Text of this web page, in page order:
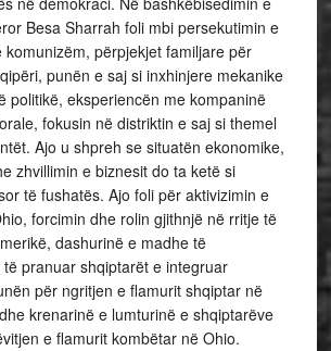
Besa Sharrah foli mbi persekutimin e
komunizëm, përpjekjet familjare për
punën e saj si inxhinjere mekanike
politikë, eksperiencën me kompaninë
fokusin në distriktin e saj si themel
Ajo u shpreh se situatën ekonomike,
zhvillimin e biznesit do ta ketë si
të fushatës. Ajo foli për aktivizimin e
forcimin dhe rolin gjithnjë në rritje të
dashurinë e madhe të
pranuar shqiptarët e integruar
për ngritjen e flamurit shqiptar në
krenarinë e lumturinë e shqiptarëve
e flamurit kombëtar në Ohio.